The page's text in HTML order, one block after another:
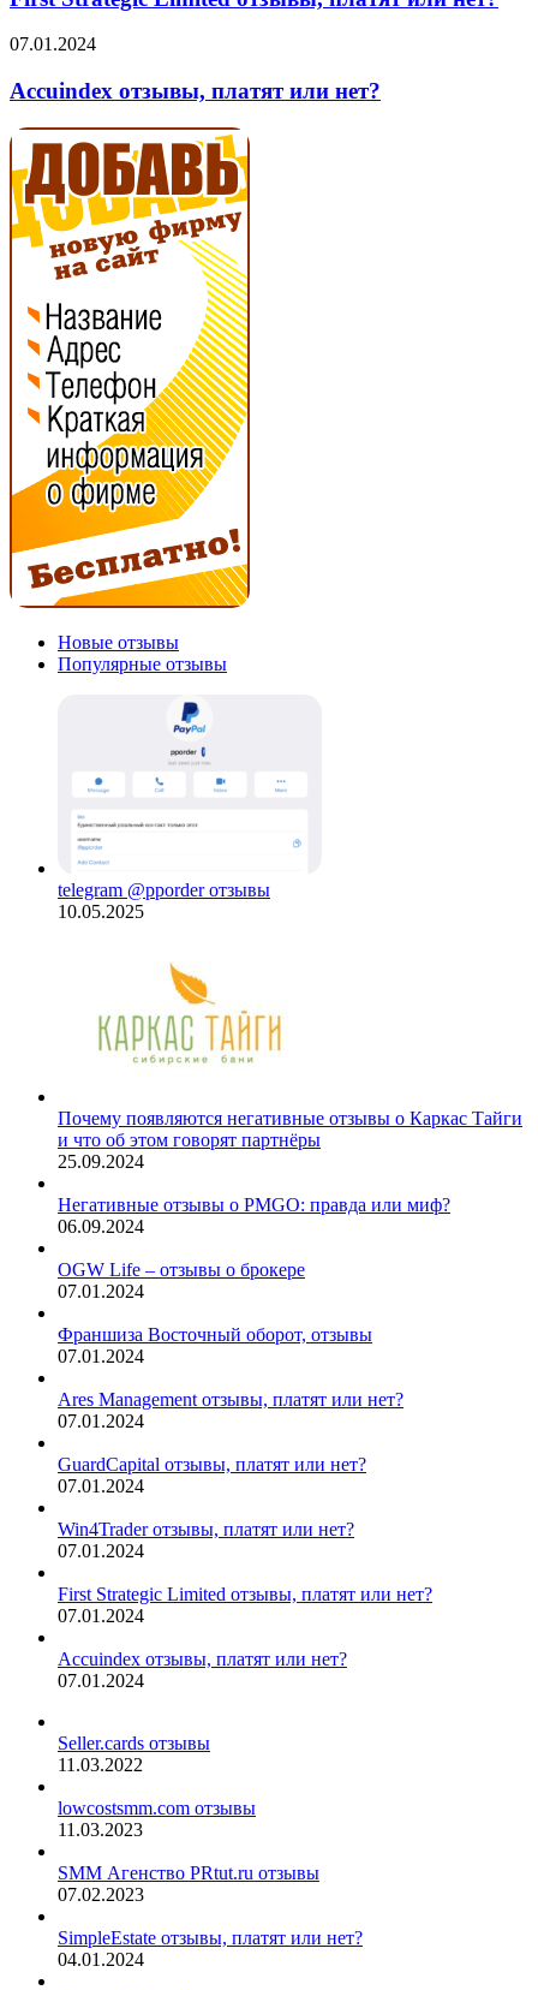
отзывы,
платят
нет?
Accuindex
платят
или
нет?
07.01.2024
Accuindex отзывы, платят или нет?
Новые отзывы
Популярные отзывы
telegram @pporder отзывы
10.05.2025
Почему появляются негативные отзывы о Каркас Тайги
и что об этом говорят партнёры
25.09.2024
Негативные отзывы о PMGO: правда или миф?
06.09.2024
OGW Life – отзывы о брокере
07.01.2024
Франшиза Восточный оборот, отзывы
07.01.2024
Ares Management отзывы, платят или нет?
07.01.2024
GuardCapital отзывы, платят или нет?
07.01.2024
Win4Trader отзывы, платят или нет?
07.01.2024
First Strategic Limited отзывы, платят или нет?
07.01.2024
Accuindex отзывы, платят или нет?
07.01.2024
Seller.cards отзывы
11.03.2022
lowcostsmm.com отзывы
11.03.2023
SMM Агенство PRtut.ru отзывы
07.02.2023
SimpleEstate отзывы, платят или нет?
04.01.2024